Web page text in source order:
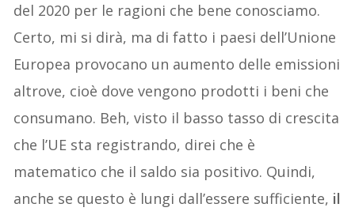
del 2020 per le ragioni che bene conosciamo.
Certo, mi si dirà, ma di fatto i paesi dell’Unione
Europea provocano un aumento delle emissioni
altrove, cioè dove vengono prodotti i beni che
consumano. Beh, visto il basso tasso di crescita
che l’UE sta registrando, direi che è
matematico che il saldo sia positivo. Quindi,
anche se questo è lungi dall’essere sufficiente, il